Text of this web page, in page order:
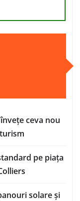
ceva nou
pe piața
solare și